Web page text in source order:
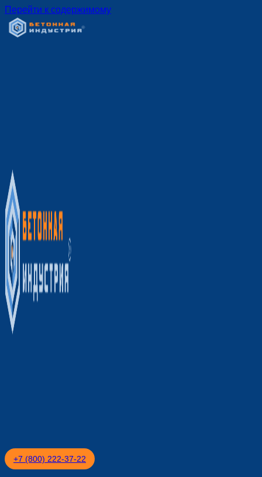
Перейти к содержимому
+7 (800) 222-37-22